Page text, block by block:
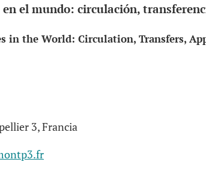
el mundo: circulación,
in the World: Circulation, Transfers,
3, Francia